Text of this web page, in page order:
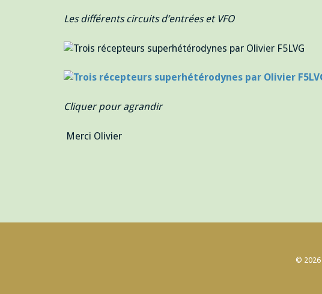
Les différents circuits d’entrées et VFO
Cliquer pour agrandir
Merci Olivier
© 2026